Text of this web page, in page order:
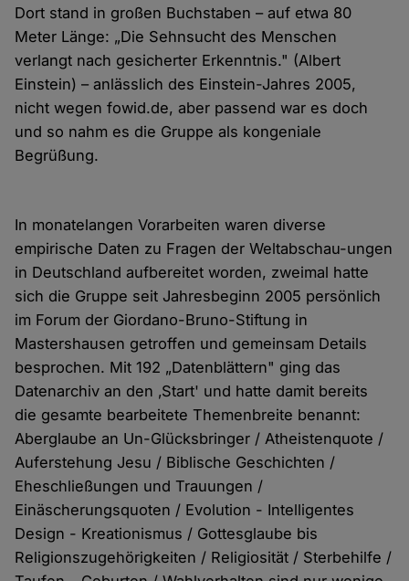
Dort stand in großen Buchstaben – auf etwa 80
Meter Länge: „Die Sehnsucht des Menschen
verlangt nach gesicherter Erkenntnis." (Albert
Einstein) – anlässlich des Einstein-Jahres 2005,
nicht wegen fowid.de, aber passend war es doch
und so nahm es die Gruppe als kongeniale
Begrüßung.
In monatelangen Vorarbeiten waren diverse
empirische Daten zu Fragen der Weltabschau-ungen
in Deutschland aufbereitet worden, zweimal hatte
sich die Gruppe seit Jahresbeginn 2005 persönlich
im Forum der Giordano-Bruno-Stiftung in
Mastershausen getroffen und gemeinsam Details
besprochen. Mit 192 „Datenblättern" ging das
Datenarchiv an den ‚Start' und hatte damit bereits
die gesamte bearbeitete Themenbreite benannt:
Aberglaube an Un-Glücksbringer / Atheistenquote /
Auferstehung Jesu / Biblische Geschichten /
Eheschließungen und Trauungen /
Einäscherungsquoten / Evolution - Intelligentes
Design - Kreationismus / Gottesglaube bis
Religionszugehörigkeiten / Religiosität / Sterbehilfe /